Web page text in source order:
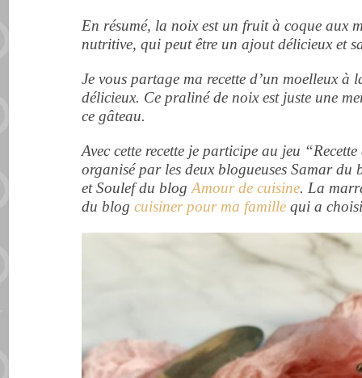
En résumé, la noix est un fruit à coque aux
nutritive, qui peut être un ajout délicieux et
Je vous partage ma recette d’un moelleux
délicieux. Ce praliné de noix est juste une
ce gâteau.
Avec cette recette je participe au jeu
organisé par les deux blogueuses Samar du
et Soulef du blogAmour de cuisine. La
du blogcuisiner pour ma famille qui a